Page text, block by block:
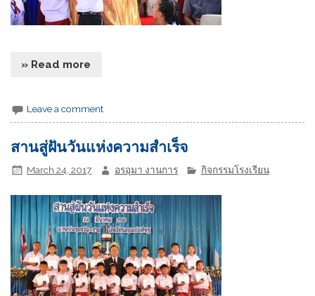
» Read more
Leave a comment
สานสู่ฝันวันแห่งความสำเร็จ
March 24, 2017 อรอุมา งานการ กิจกรรมโรงเรียน